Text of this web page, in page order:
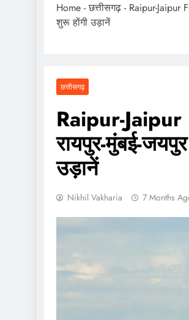
Home -छत्तीसगढ़ - Raipur-Jaipur
शुरू होंगी उड़ानें
छत्तीसगढ़
Raipur-
रायपुर-मुंबई-
उड़ानें
Nikhil Vakharia 7 Months